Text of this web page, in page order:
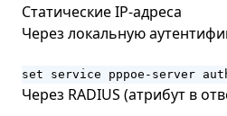
Статические IP-адреса
Через локальную
set service pppoe-server
Через RADIUS (атрибут в